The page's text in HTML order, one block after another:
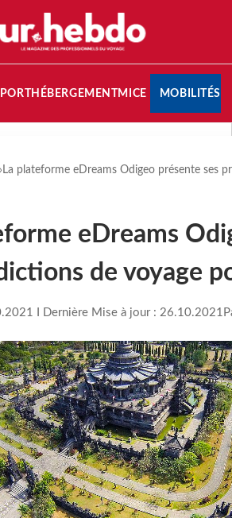
HÉBERGEMENTMICE MOBILITÉS
› La plateforme eDreams Odigeo présente ses
eDreams
de voyage
I Dernière Mise à jour : 26.10.2021